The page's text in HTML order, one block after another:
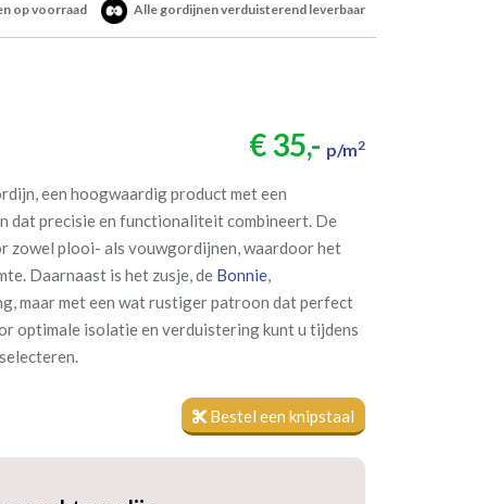
op voorraad Alle gordijnen verduisterend leverbaar
€ 35,- p/m2
een hoogwaardig product met een
dat precisie en functionaliteit combineert. De
zowel plooi- als vouwgordijnen, waardoor het
Daarnaast is het zusje, de Bonnie,
maar met een wat rustiger patroon dat perfect
optimale isolatie en verduistering kunt u tijdens
Bestel een knipstaal